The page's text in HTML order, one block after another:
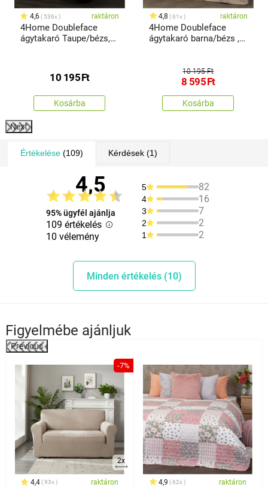
4,6 536x raktáron
4Home Doubleface
ágytakaró Taupe/bézs,
10 195Ft
Kosárba
4,8 61x raktáron
4Home Doubleface
ágytakaró barna/bézs ,
10 195 Ft
8 595Ft
Kosárba
Next
Értékelése(109) Kérdések(1)
4,5
95% ügyfél ajánlja
109 értékelés
10 vélemény
5 82
4 16
3 7
2 2
1 2
Minden értékelés (10)
Figyelmébe ajánljuk
Previous
-7%
2x
4,4 93x raktáron 4,9 62x raktáron